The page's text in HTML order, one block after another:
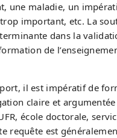
une maladie, un
important, etc. La
dans la
de
il est impératif de
claire et argumentée
école doctorale,
requête est